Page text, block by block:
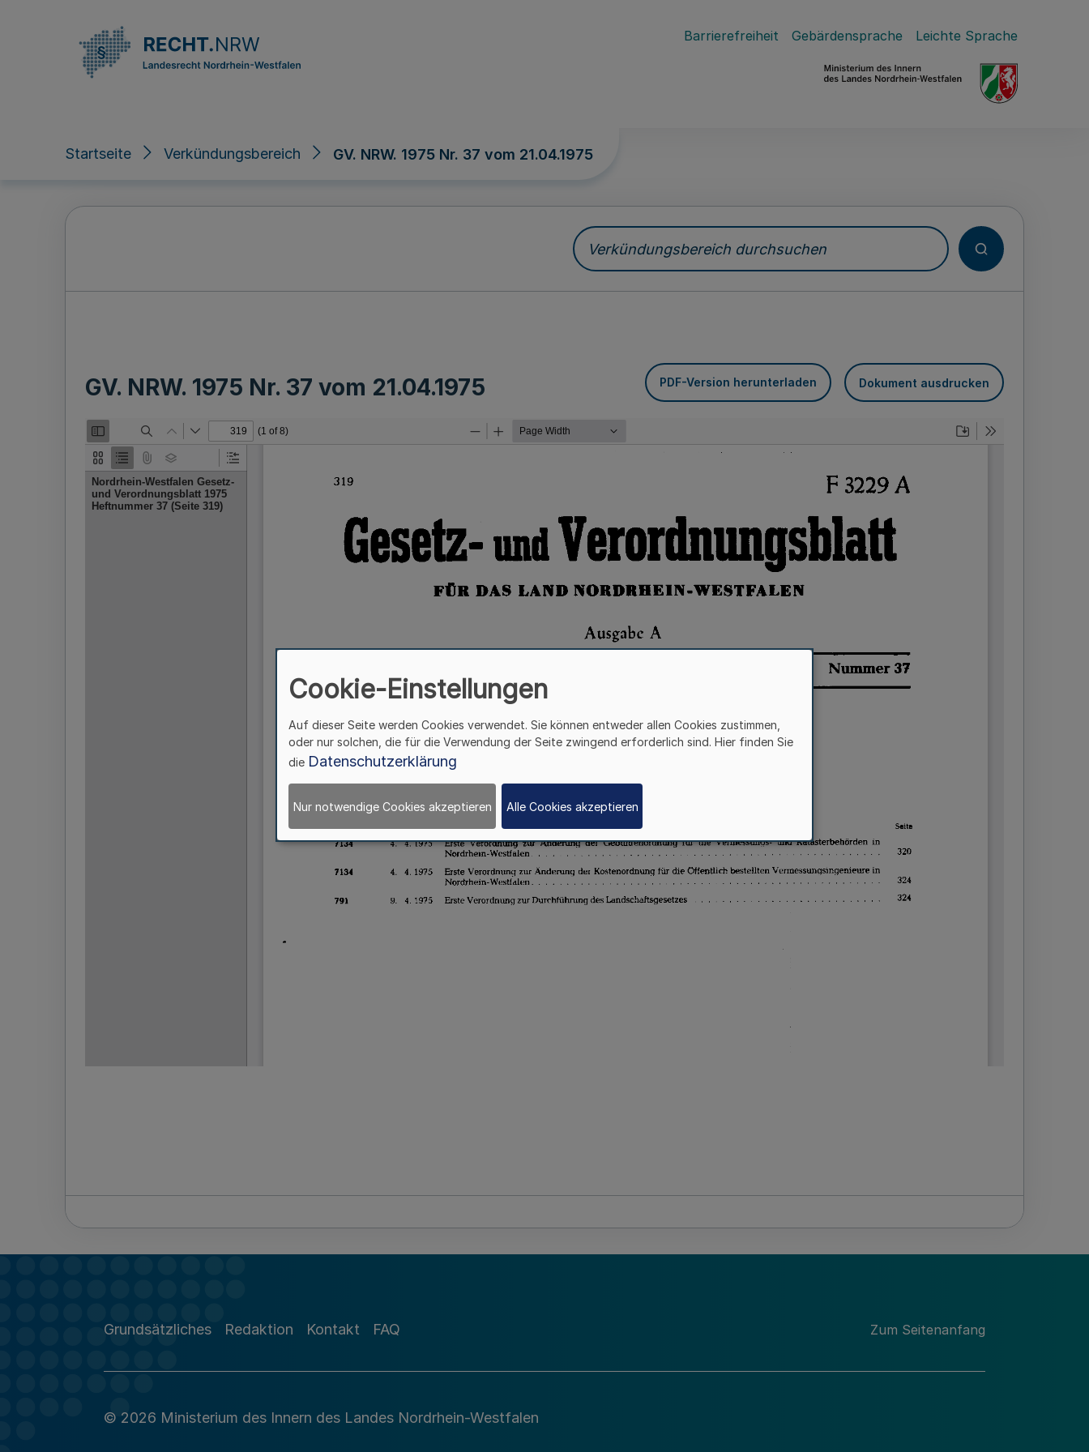
Barrierefreiheit Gebärdensprache Leichte Sprache
Startseite Verkündungsbereich GV. NRW. 1975 Nr. 37 vom 21.04.1975
Verkündungsbereich durchsuchen
GV. NRW. 1975 Nr. 37 vom 21.04.1975 PDF-Version herunterladen Dokument ausdrucken
Grundsätzliches Redaktion Kontakt FAQ Zum Seitenanfang
© 2026 Ministerium des Innern des Landes Nordrhein-Westfalen
Cookie-Einstellungen
Auf dieser Seite werden Cookies verwendet. Sie können entweder allen Cookies zustimmen,
oder nur solchen, die für die Verwendung der Seite zwingend erforderlich sind. Hier finden Sie
die Datenschutzerklärung
Nur notwendige Cookies akzeptieren Alle Cookies akzeptieren